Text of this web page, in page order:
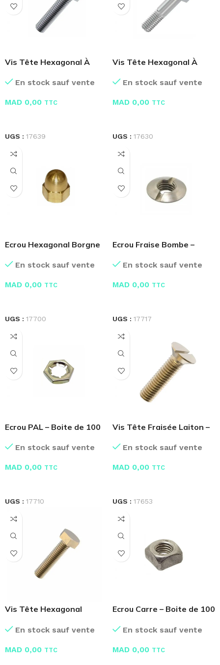
Vis Tête Hexagonal À
En stock sauf vente
MAD 0,00 TTC
UGS : 17639
Vis Tête Hexagonal À
En stock sauf vente
MAD 0,00 TTC
UGS : 17630
Ecrou Hexagonal Borgne
En stock sauf vente
MAD 0,00 TTC
UGS : 17700
Ecrou Fraise Bombe –
En stock sauf vente
MAD 0,00 TTC
UGS : 17717
Ecrou PAL – Boite de 100
En stock sauf vente
MAD 0,00 TTC
UGS : 17710
Vis Tête Fraisée Laiton –
En stock sauf vente
MAD 0,00 TTC
UGS : 17653
Vis Tête Hexagonal
En stock sauf vente
MAD 0,00 TTC
Ecrou Carre – Boite de 100
En stock sauf vente
MAD 0,00 TTC